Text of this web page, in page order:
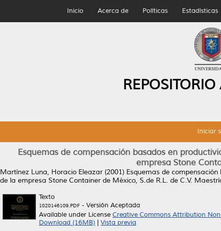
Inicio Acerca de Políticas Estadísticas
Iniciar
Esquemas de compensación basados en
empresa Stone
Martínez Luna, Horacio Eleazar (2001) Esquemas de
de la empresa Stone Container de México, S.de R.L. de C.V.
Texto
1020146109.PDF - Versión Aceptada
Available under License Creative Commons Attribution
Download (16MB)
Vista previa